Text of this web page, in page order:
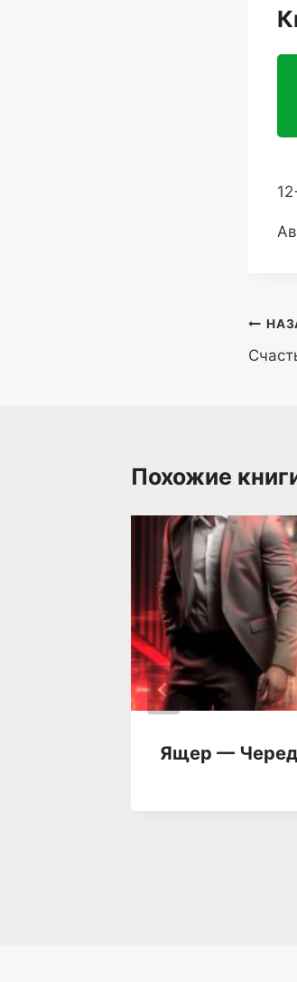
по
Похожие
Ящер —